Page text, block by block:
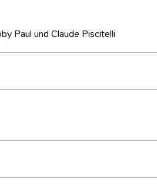
Paul und Claude Piscitelli